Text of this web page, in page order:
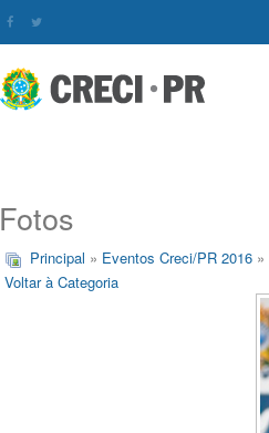
Fotos
Principal » Eventos Creci/PR 2016 »
Voltar à Categoria